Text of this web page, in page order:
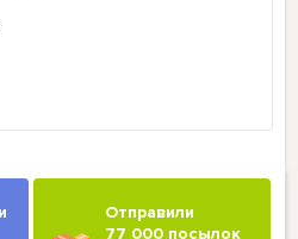
Отправили
77 000 посылок